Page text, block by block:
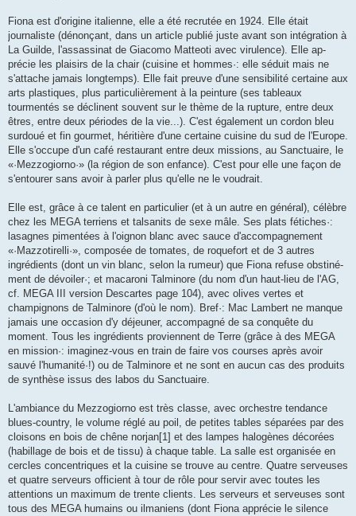
Fiona est d'origine italienne, elle a été recrutée en 1924. Elle était
journaliste (dénonçant, dans un article publié juste avant son intégration à
La Guilde, l'assassinat de Giacomo Matteoti avec virulence). Elle ap­
précie les plaisirs de la chair (cuisine et hommes·: elle séduit mais ne
s'attache jamais longtemps). Elle fait preuve d'une sensibilité certaine aux
arts plastiques, plus particulièrement à la peinture (ses tableaux
tourmentés se déclinent souvent sur le thème de la rupture, entre deux
êtres, entre deux périodes de la vie...). C'est également un cordon bleu
surdoué et fin gourmet, héritière d'une certaine cuisine du sud de l'Europe.
Elle s'occupe d'un café restaurant entre deux missions, au Sanctuaire, le
«·Mezzogiorno·» (la région de son enfance). C'est pour elle une façon de
s'entourer sans avoir à parler plus qu'elle ne le voudrait.
Elle est, grâce à ce talent en particulier (et à un autre en général), célèbre
chez les MEGA terriens et talsanits de sexe mâle. Ses plats fétiches·:
lasagnes pimen­tées à l'oignon blanc avec sauce d'accompagnement
«·Mazzotirelli·», composée de tomates, de roque­fort et de 3 autres
ingrédients (dont un vin blanc, selon la ru­meur) que Fiona refuse obstiné­
ment de dévoiler·; et macaroni Talminore (du nom d'un haut-lieu de l'AG,
cf. MEGA III version Des­cartes page 104), avec olives ver­tes et
champignons de Talminore (d'où le nom). Bref·: Mac Lambert ne manque
jamais une occasion d'y déjeuner, accompagné de sa conquête du
moment. Tous les ingrédients proviennent de Terre (grâce à des MEGA
en mission·: imaginez-vous en train de faire vos courses après avoir
sauvé l'humanité·!) ou de Talminore et ne sont en aucun cas des produits
de synthèse issus des labos du Sanctuaire.
L'ambiance du Mezzogiorno est très classe, avec orchestre tendance
blues-country, le volume réglé au poil, de petites tables séparées par des
cloisons en bois de chêne norjan[1] et des lampes halogènes décorées
(habillage de bois et de tissu) à chaque table. La salle est organisée en
cercles concentriques et la cuisine se trouve au centre. Quatre serveu­ses
et quatre serveurs officient à tour de rôle pour servir avec toutes les
attentions un maximum de trente clients. Les serveurs et serveuses sont
tous des MEGA humains ou ilma­niens (dont Fiona apprécie le si­lence